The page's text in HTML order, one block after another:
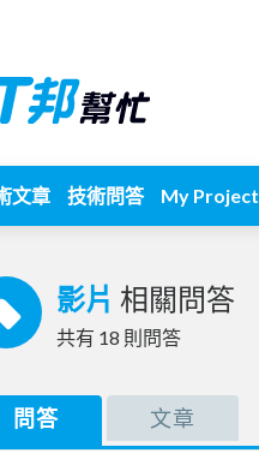
文章 技術問答 My Project
影片 相關問答
共有 18 則問答
問答 文章